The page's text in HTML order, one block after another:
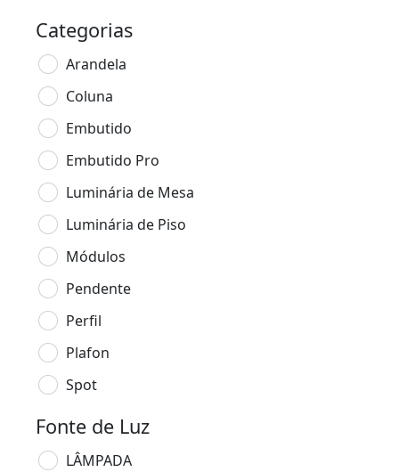
Categorias
Arandela
Coluna
Embutido
Embutido Pro
Luminária de Mesa
Luminária de Piso
Módulos
Pendente
Perfil
Plafon
Spot
Fonte de Luz
LÂMPADA